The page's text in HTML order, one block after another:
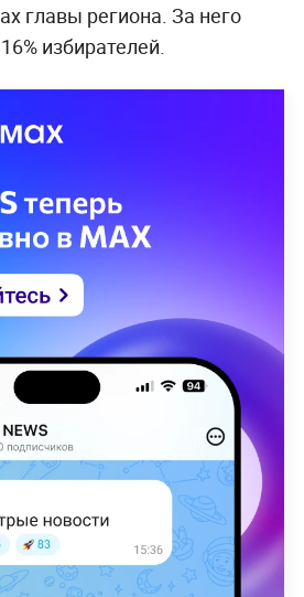
главы региона. За него
избирателей.